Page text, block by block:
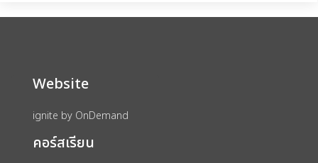
account_circle เข้าสู่ระบบ
assignment ลงทะเบียน
Website
ignite by OnDemand
คอร์สเรียน